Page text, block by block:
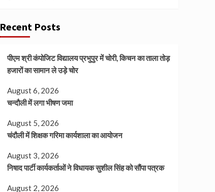
Recent Posts
पीएम श्री कंपोजिट विद्यालय प्रभुपुर में चोरी, किचन का ताला तोड़
हजारों का सामान ले उड़े चोर
August 6, 2026
चन्दौली में लगा भीषण जमा
August 5, 2026
चंदौली में शिक्षक गरिमा कार्यशाला का आयोजन
August 3, 2026
निषाद पार्टी कार्यकर्ताओं ने विधायक सुशील सिंह को सौंपा पत्रक
August 2, 2026